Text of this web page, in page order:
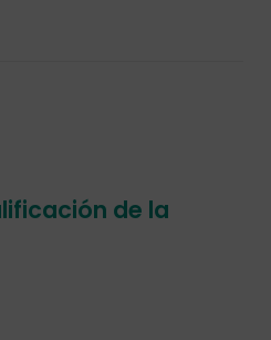
de la